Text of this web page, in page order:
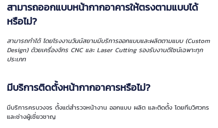
สามารถออกแบบหน้ากากอาคารให้ตรงตามแบบได้
หรือไม่?
สามารถทำได้ โดยโรงงานวันน์สยามมีบริการออกแบบและผลิตตามแบบ (Custom
Design) ด้วยเครื่องจักร CNC และ Laser Cutting รองรับงานดีไซน์เฉพาะทุก
ประเภท
มีบริการติดตั้งหน้ากากอาคารหรือไม่?
มีบริการครบวงจร ตั้งแต่สำรวจหน้างาน ออกแบบ ผลิต และติดตั้ง โดยทีมวิศวกร
และช่างผู้เชี่ยวชาญ